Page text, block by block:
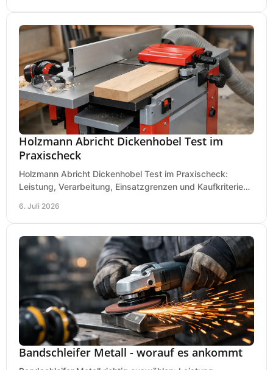
Holzmann Abricht Dickenhobel Test im
Praxischeck
Holzmann Abricht Dickenhobel Test im Praxischeck:
Leistung, Verarbeitung, Einsatzgrenzen und Kaufkriterien
6. Juli 2026
Bandschleifer Metall - worauf es ankommt